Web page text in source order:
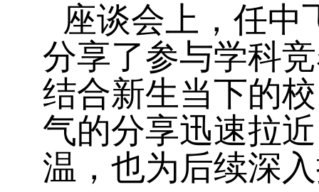
座谈会上，任中
分享了参与学科
结合新生当下的
气的分享迅速拉
温，也为后续深